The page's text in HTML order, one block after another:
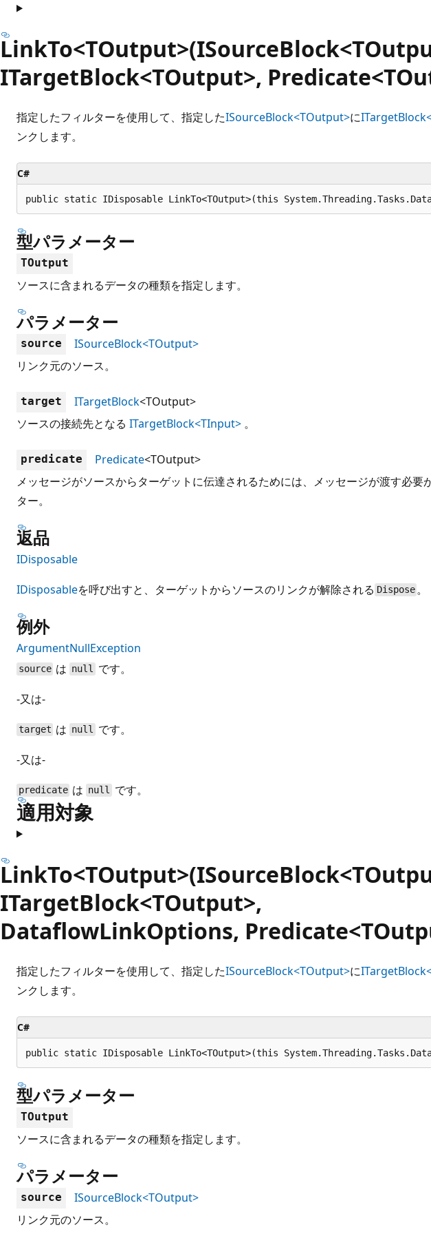
ITargetBlock<TOutput>,
指定したフィルターを使用して、指定したISourceBlock<TOutput>に
ンクします。
C#
public static IDisposable LinkTo<TOutput>(this
型パラメーター
TOutput
ソースに含まれるデータの種類を指定します。
パラメーター
source
ISourceBlock<TOutput>
リンク元のソース。
target ITargetBlock<TOutput>
ソースの接続先となる ITargetBlock<TInput> 。
predicate Predicate<TOutput>
メッセージがソースからターゲットに伝達されるためには、メッセージが渡す必要
ター。
返品
IDisposable
IDisposableを呼び出すと、ターゲットからソースのリンクが解除される Dispose 。
例外
ArgumentNullException
source は null です。
-又は-
target は null です。
-又は-
predicate は null です。
適用対象
ITargetBlock<TOutput>,
DataflowLinkOptions,
指定したフィルターを使用して、指定したISourceBlock<TOutput>に
ンクします。
C#
public static IDisposable LinkTo<TOutput>(this
型パラメーター
TOutput
ソースに含まれるデータの種類を指定します。
パラメーター
source
ISourceBlock<TOutput>
リンク元のソース。